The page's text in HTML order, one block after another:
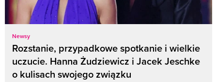
Newsy
Rozstanie, przypadkowe spotkanie i wielkie
uczucie. Hanna Żudziewicz i Jacek Jeschke
o kulisach swojego związku